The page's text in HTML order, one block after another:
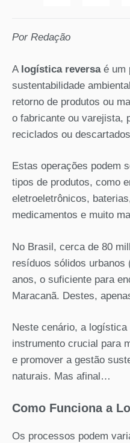
Por Redação
A logística reversaé um
sustentabilidade
retorno de produtos ou
o fabricante ou varejista,
reciclados ou
Estas operações podem
tipos de produtos, como
eletroeletrônicos,
medicamentos e muito
No Brasil, cerca de 80
resíduos sólidos urbanos
anos, o suficiente para
Maracanã. Destes,
Neste cenário, a
instrumento crucial para
e promover a gestão
naturais. Mas afinal…
Como Funciona a
Os processos podem